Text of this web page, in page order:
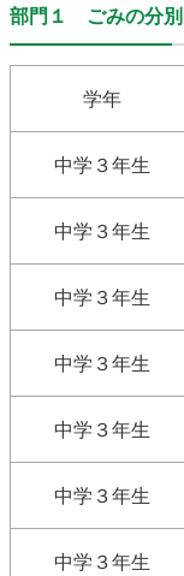
復興・計画
予算・決算
教育委員会
例規集
イベント
部門１ ごみの分別
学年
中学３年生
中学３年生
中学３年生
中学３年生
中学３年生
中学３年生
中学３年生